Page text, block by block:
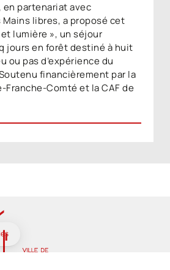
en partenariat avec
Mains libres, a proposé cet
lumière », un séjour
jours en forêt destiné à huit
ou pas d’expérience du
financièrement par la
Franche-Comté et la CAF de